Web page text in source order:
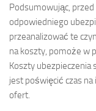
Podsumowując,
odpowiedniego
przeanalizować te
na koszty, pomoże w
Koszty ubezpieczenia
jest poświęcić czas
ofert.